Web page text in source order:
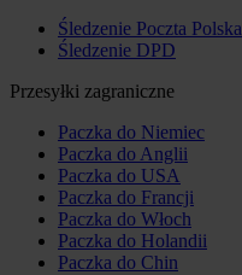
Śledzenie Poczta Polska
Śledzenie DPD
Przesyłki zagraniczne
Paczka do Niemiec
Paczka do Anglii
Paczka do USA
Paczka do Francji
Paczka do Włoch
Paczka do Holandii
Paczka do Chin